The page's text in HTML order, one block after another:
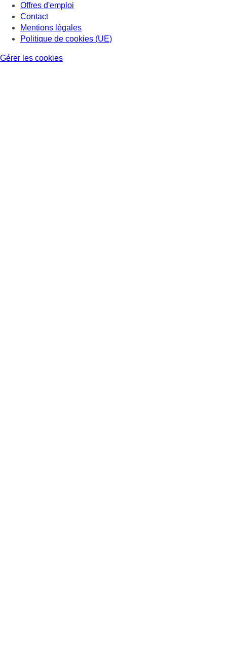
Offres d'emploi
Contact
Mentions légales
Politique de cookies (UE)
Gérer les cookies